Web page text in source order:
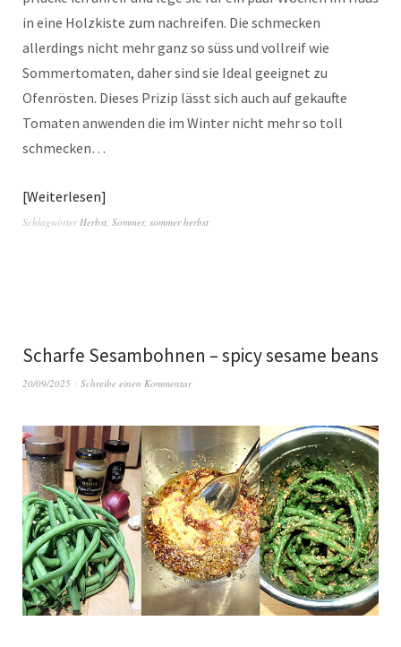
in eine Holzkiste zum nachreifen. Die schmecken
allerdings nicht mehr ganz so süss und vollreif wie
Sommertomaten, daher sind sie Ideal geeignet zu
Ofenrösten. Dieses Prizip lässt sich auch auf gekaufte
Tomaten anwenden die im Winter nicht mehr so toll
schmecken…
Weiterlesen
Schlagwörter Herbst Sommer, sommer herbst
Scharfe Sesambohnen – spicy sesame beans
20/09/2025 Schreibe einen Kommentar